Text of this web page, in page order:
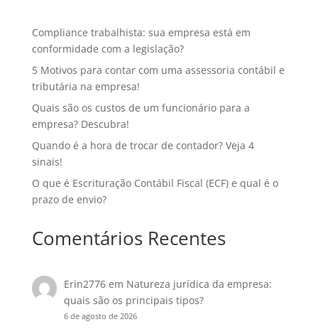
Compliance trabalhista: sua empresa está em
conformidade com a legislação?
5 Motivos para contar com uma assessoria contábil e
tributária na empresa!
Quais são os custos de um funcionário para a
empresa? Descubra!
Quando é a hora de trocar de contador? Veja 4
sinais!
O que é Escrituração Contábil Fiscal (ECF) e qual é o
prazo de envio?
Comentários Recentes
Erin2776 em Natureza jurídica da empresa:
quais são os principais tipos?
6 de agosto de 2026